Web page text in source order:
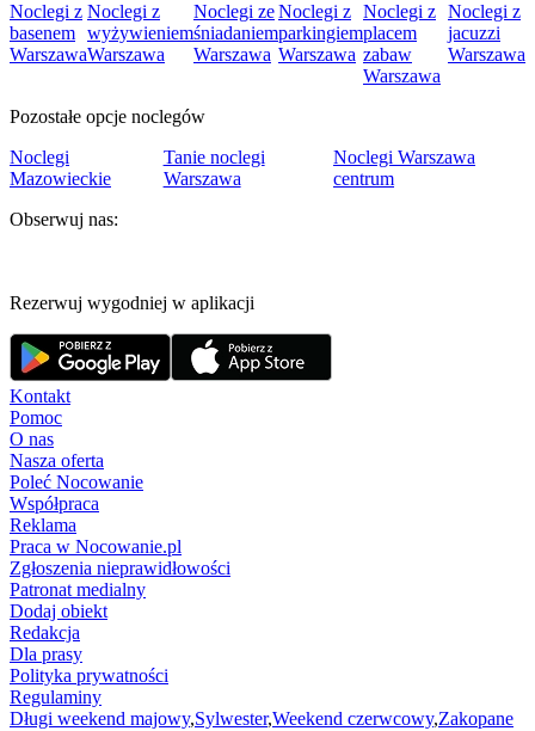
Noclegi z
basenem
Warszawa
Noclegi z
wyżywieniem
Warszawa
Noclegi ze
śniadaniem
Warszawa
Noclegi z
parkingiem
Warszawa
Noclegi z
placem
zabaw
Warszawa
Noclegi z
jacuzzi
Warszawa
Pozostałe opcje noclegów
Noclegi
Mazowieckie
Tanie noclegi
Warszawa
Noclegi Warszawa
centrum
Obserwuj nas:
Rezerwuj wygodniej w aplikacji
Kontakt
Pomoc
O nas
Nasza oferta
Poleć Nocowanie
Współpraca
Reklama
Praca w Nocowanie.pl
Zgłoszenia nieprawidłowości
Patronat medialny
Dodaj obiekt
Redakcja
Dla prasy
Polityka prywatności
Regulaminy
Długi weekend majowy,Sylwester,Weekend czerwcowy,Zakopane